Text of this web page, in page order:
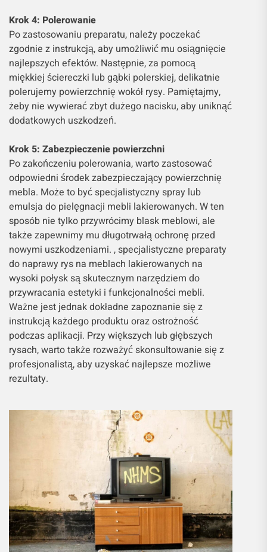
Krok 4: Polerowanie
Po zastosowaniu preparatu, należy poczekać
zgodnie z instrukcją, aby umożliwić mu osiągnięcie
najlepszych efektów. Następnie, za pomocą
miękkiej ściereczki lub gąbki polerskiej, delikatnie
polerujemy powierzchnię wokół rysy. Pamiętajmy,
żeby nie wywierać zbyt dużego nacisku, aby uniknąć
dodatkowych uszkodzeń.
Krok 5: Zabezpieczenie powierzchni
Po zakończeniu polerowania, warto zastosować
odpowiedni środek zabezpieczający powierzchnię
mebla. Może to być specjalistyczny spray lub
emulsja do pielęgnacji mebli lakierowanych. W ten
sposób nie tylko przywrócimy blask meblowi, ale
także zapewnimy mu długotrwałą ochronę przed
nowymi uszkodzeniami. , specjalistyczne preparaty
do naprawy rys na meblach lakierowanych na
wysoki połysk są skutecznym narzędziem do
przywracania estetyki i funkcjonalności mebli.
Ważne jest jednak dokładne zapoznanie się z
instrukcją każdego produktu oraz ostrożność
podczas aplikacji. Przy większych lub głębszych
rysach, warto także rozważyć skonsultowanie się z
profesjonalistą, aby uzyskać najlepsze możliwe
rezultaty.